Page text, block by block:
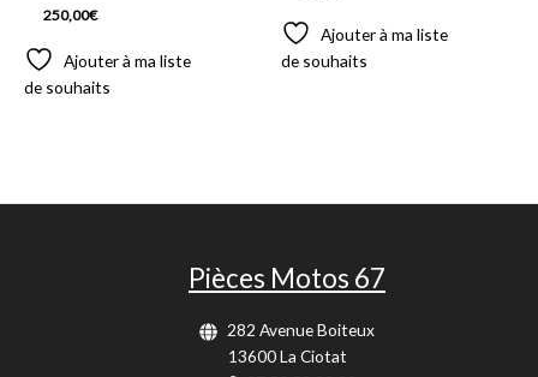
250,00€
Ajouter à ma liste
de souhaits
Ajouter à ma liste
de souhaits
Pièces Motos 67
282 Avenue Boiteux
13600 La Ciotat